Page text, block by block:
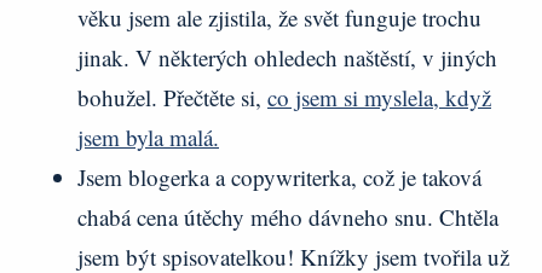
věku jsem ale zjistila, že svět funguje trochu
jinak. V některých ohledech naštěstí, v jiných
bohužel. Přečtěte si, co jsem si myslela, když
jsem byla malá.
Jsem blogerka a copywriterka, což je taková
chabá cena útěchy mého dávneho snu. Chtěla
jsem být spisovatelkou! Knížky jsem tvořila už